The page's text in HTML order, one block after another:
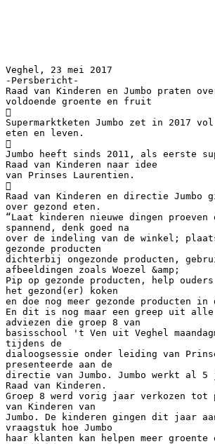
Veghel, 23 mei 2017
-Persbericht-
Raad van Kinderen en Jumbo praten
voldoende groente en fruit

Supermarktketen Jumbo zet in 2017
eten en leven.

Jumbo heeft sinds 2011, als eerste
Raad van Kinderen naar idee
van Prinses Laurentien.

Raad van Kinderen en directie Jumbo
over gezond eten.
“Laat kinderen nieuwe dingen proeven
spannend, denk goed na
over de indeling van de winkel;
gezonde producten
dichterbij ongezonde producten,
afbeeldingen zoals Woezel &amp;
Pip op gezonde producten, help
het gezond(er) koken
en doe nog meer gezonde producten in
En dit is nog maar een greep uit
adviezen die groep 8 van
basisschool 't Ven uit Veghel
tijdens de
dialoogsessie onder leiding van
presenteerde aan de
directie van Jumbo. Jumbo werkt al 5
Raad van Kinderen.
Groep 8 werd vorig jaar verkozen tot
van Kinderen van
Jumbo. De kinderen gingen dit jaar
vraagstuk hoe Jumbo
haar klanten kan helpen meer